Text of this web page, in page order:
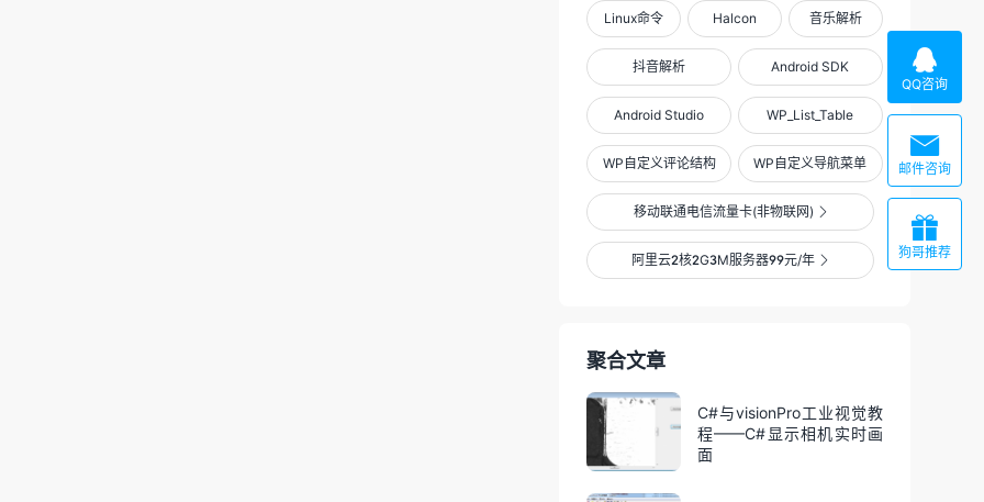
Linux命令 Halcon 音乐解析
抖音解析 Android SDK
Android Studio WP_List_Table
WP自定义评论结构 WP自定义导航菜单
移动联通电信流量卡(非物联网) 
阿里云2核2G3M服务器99元/年 
聚合文章
C#与visionPro工业视觉教
程——C#显示相机实时画
面

QQ咨询

邮件咨询

狗哥推荐